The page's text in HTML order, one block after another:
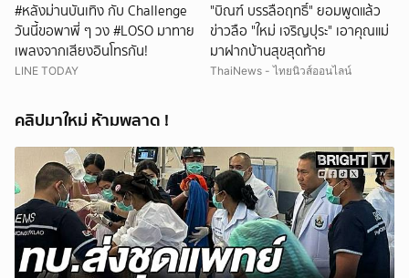
#หลังม่านบันเทิง กับ Challenge
วันนี้ขอพาพี่ ๆ วง #LOSO มาทาย
เพลงจากเสียงอินโทรกัน!
LINE TODAY
"บิณฑ์ บรรลือฤทธิ์" ยอมพูดแล้ว
ข่าวลือ "ใหม่ เจริญปุระ" เอาคุณแม่
มาฝากบ้านสุขสุดท้าย
ThaiNews - ไทยนิวส์ออนไลน์
คลิปมาใหม่ ห้ามพลาด !